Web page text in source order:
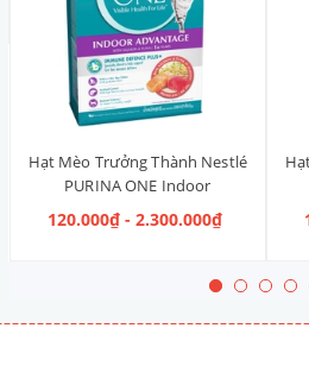
Hạt Mèo Trưởng Thành Nestlé
PURINA ONE Indoor
Advantage Salmon & Tuna [Vị
Cá Hồi & Cá Ngừ]
120.000₫ - 2.300.000₫